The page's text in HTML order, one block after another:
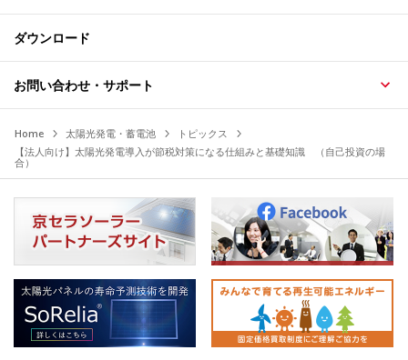
ダウンロード
お問い合わせ・サポート
Home 太陽光発電・蓄電池
トピックス
【法人向け】太陽光発電導入が節税対策になる仕組みと基礎知識 （自己投資の場
合）